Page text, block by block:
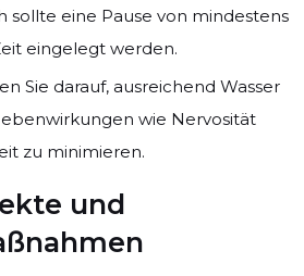
sollte eine Pause von mindestens
eingelegt werden.
Sie darauf, ausreichend Wasser
wie Nervosität
zu minimieren.
und